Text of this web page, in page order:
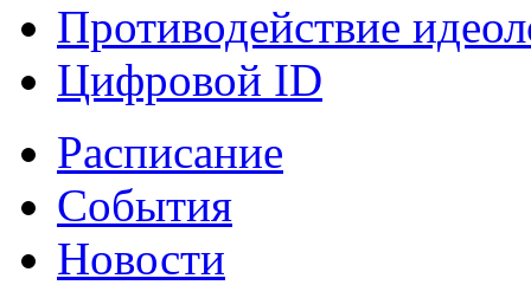
Противодействие
Цифровой ID
Расписание
События
Новости